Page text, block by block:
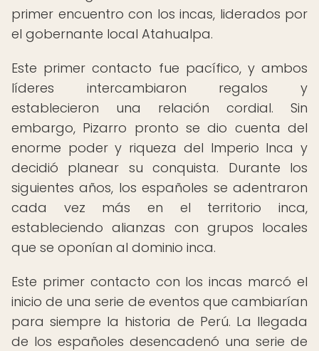
primer encuentro con los incas, liderados por
el gobernante local Atahualpa.
Este primer contacto fue pacífico, y ambos
líderes intercambiaron regalos y
establecieron una relación cordial. Sin
embargo, Pizarro pronto se dio cuenta del
enorme poder y riqueza del Imperio Inca y
decidió planear su conquista. Durante los
siguientes años, los españoles se adentraron
cada vez más en el territorio inca,
estableciendo alianzas con grupos locales
que se oponían al dominio inca.
Este primer contacto con los incas marcó el
inicio de una serie de eventos que cambiarían
para siempre la historia de Perú. La llegada
de los españoles desencadenó una serie de